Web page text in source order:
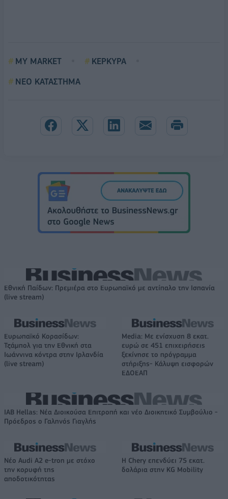
MY MARKET
ΚΕΡΚΥΡΑ
ΝΕΟ ΚΑΤΑΣΤΗΜΑ
Εθνική Παίδων: Πρεμιέρα στο Ευρωπαϊκό με αντίπαλο την Ισπανία
(live stream)
Ευρωπαϊκό Κορασίδων:
Τζάμπολ για την Εθνική στα
Ιωάννινα κόντρα στην Ιρλανδία
(live stream)
Media: Με ενίσχυση 8 εκατ.
ευρώ σε 451 επιχειρήσεις
ξεκίνησε το πρόγραμμα
στήριξης- Κάλυψη εισφορών
ΕΔΟΕΑΠ
IAB Hellas: Νέα Διοικούσα Επιτροπή και νέο Διοικητικό Συμβούλιο -
Πρόεδρος ο Γαληνός Γιαγλής
Νέο Audi A2 e-tron με στόχο
την κορυφή της
αποδοτικότητας
Η Chery επενδύει 75 εκατ.
δολάρια στην KG Mobility